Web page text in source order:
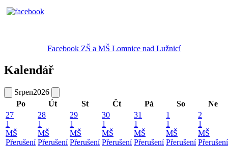
Facebook ZŠ a MŠ Lomnice nad Lužnicí
Kalendář
Srpen2026
Po
Út St Čt Pá So
Ne
27
1
MŠ
Přerušení
28
1
MŠ
Přerušení
29
1
MŠ
Přerušení
30
1
MŠ
Přerušení
31
1
MŠ
Přerušení
1
1
MŠ
Přerušení
2
1
MŠ
Přerušení